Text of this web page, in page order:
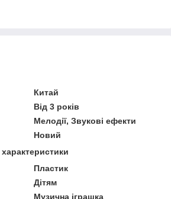
Китай
Від 3 років
Мелодії, Звукові ефекти
Новий
Пластик
Дітям
Музична іграшка